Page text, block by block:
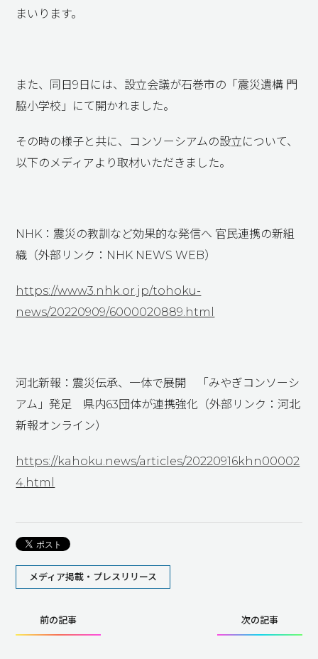
まいります。
また、同日9日には、設立会議が石巻市の「震災遺構 門
脇小学校」にて開かれました。
その時の様子と共に、コンソーシアムの設立について、
以下のメディアより取材いただきました。
NHK：震災の教訓など効果的な発信へ 官民連携の新組
織（外部リンク：NHK NEWS WEB）
https://www3.nhk.or.jp/tohoku-
news/20220909/6000020889.html
河北新報：震災伝承、一体で展開 「みやぎコンソーシ
アム」発足 県内63団体が連携強化（外部リンク：河北
新報オンライン）
https://kahoku.news/articles/20220916khn00002
4.html
メディア掲載・プレスリリース
前の記事 次の記事